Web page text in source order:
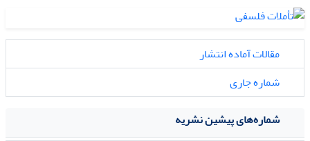
مقالات آماده انتشار
شماره جاری
شماره‌های پیشین نشریه